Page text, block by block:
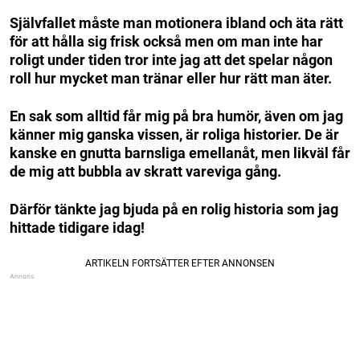
Självfallet måste man motionera ibland och äta rätt
för att hålla sig frisk också men om man inte har
roligt under tiden tror inte jag att det spelar någon
roll hur mycket man tränar eller hur rätt man äter.
En sak som alltid får mig på bra humör, även om jag
känner mig ganska vissen, är roliga historier. De är
kanske en gnutta barnsliga emellanåt, men likväl får
de mig att bubbla av skratt vareviga gång.
Därför tänkte jag bjuda på en rolig historia som jag
hittade tidigare idag!